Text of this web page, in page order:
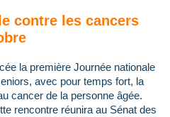
contre les cancers
la première Journée nationale
avec pour temps fort, la
cancer de la personne âgée.
rencontre réunira au Sénat des